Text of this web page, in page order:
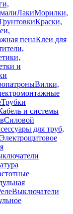
ЛакиМорилки,
Краски,
пенаКлеи для
и
Вилки,
Трубки
и системы
Силовой
для труб,
Электрощитовое
Выключатели